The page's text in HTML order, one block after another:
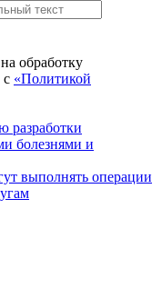
обработку
с «Политикой
разработки
болезнями и
выполнять операции